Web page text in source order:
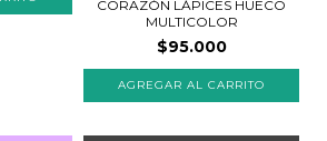
CORAZÓN LÁPICES HUECO
MULTICOLOR
$95.000